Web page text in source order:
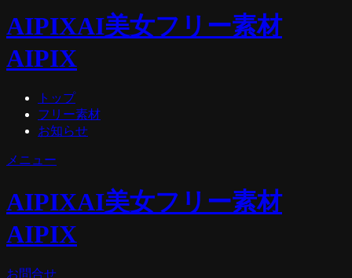
AIPIXAI美女フリー素材
AIPIX
トップ
フリー素材
お知らせ
メニュー
AIPIXAI美女フリー素材
AIPIX
お問合せ